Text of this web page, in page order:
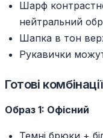
Шарф
нейтральний
Шапка в тон
Рукавички
Готові комбінації
Образ 1: Офісний